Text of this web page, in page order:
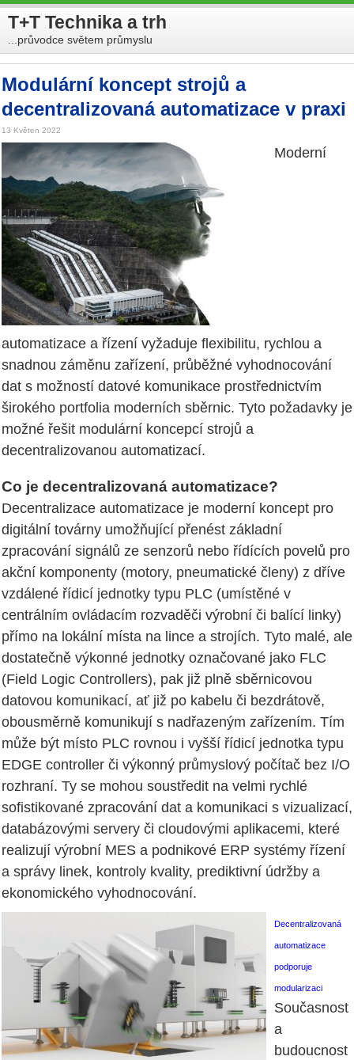
T+T Technika a trh
...průvodce světem průmyslu
Modulární koncept strojů a
decentralizovaná automatizace v praxi
13 Květen 2022
Moderní
automatizace a řízení vyžaduje flexibilitu, rychlou a
snadnou záměnu zařízení, průběžné vyhodnocování
dat s možností datové komunikace prostřednictvím
širokého portfolia moderních sběrnic. Tyto požadavky je
možné řešit modulární koncepcí strojů a
decentralizovanou automatizací.
Co je decentralizovaná automatizace?
Decentralizace automatizace je moderní koncept pro
digitální továrny umožňující přenést základní
zpracování signálů ze senzorů nebo řídících povelů pro
akční komponenty (motory, pneumatické členy) z dříve
vzdálené řídicí jednotky typu PLC (umístěné v
centrálním ovládacím rozvaděči výrobní či balící linky)
přímo na lokální místa na lince a strojích. Tyto malé, ale
dostatečně výkonné jednotky označované jako FLC
(Field Logic Controllers), pak již plně sběrnicovou
datovou komunikací, ať již po kabelu či bezdrátově,
obousměrně komunikují s nadřazeným zařízením. Tím
může být místo PLC rovnou i vyšší řídicí jednotka typu
EDGE controller či výkonný průmyslový počítač bez I/O
rozhraní. Ty se mohou soustředit na velmi rychlé
sofistikované zpracování dat a komunikaci s vizualizací,
databázovými servery či cloudovými aplikacemi, které
realizují výrobní MES a podnikové ERP systémy řízení
a správy linek, kontroly kvality, prediktivní údržby a
ekonomického vyhodnocování.
Decentralizovaná
automatizace
podporuje
modularizaci
Současnost
a
budoucnost